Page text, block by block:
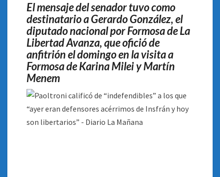
Y
HOY
SON
LIBERTARIOS”
El mensaje del senador tuvo como
destinatario a Gerardo González, el
diputado nacional por Formosa de La
Libertad Avanza, que ofició de
anfitrión el domingo en la visita a
Formosa de Karina Milei y Martín
Menem